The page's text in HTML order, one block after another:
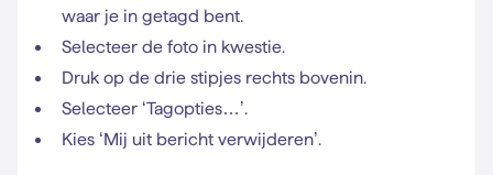
waar je in getagd bent.
Selecteer de foto in kwestie.
Druk op de drie stipjes rechts bovenin.
Selecteer ‘Tagopties…’.
Kies ‘Mij uit bericht verwijderen’.